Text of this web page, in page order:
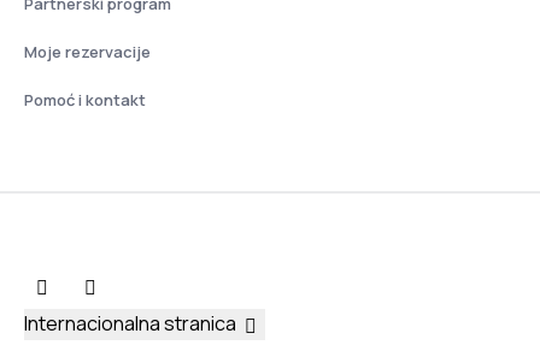
Moje rezervacije
Pomoć i kontakt
Internacionalna stranica